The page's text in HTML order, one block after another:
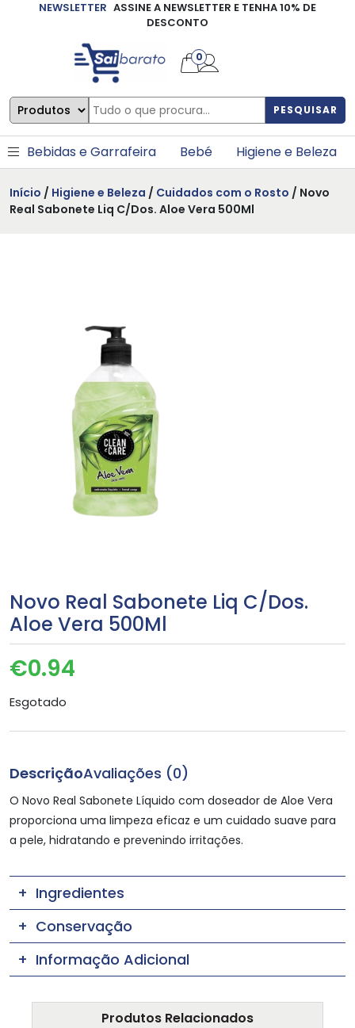
NEWSLETTER ASSINE A NEWSLETTER E TENHA 10% DE
DESCONTO
PESQUISAR
0
Bebidas e Garrafeira Bebé Higiene e Beleza
Início / Higiene e Beleza / Cuidados com o Rosto / Novo
Real Sabonete Liq C/Dos. Aloe Vera 500Ml
Novo Real Sabonete Liq C/Dos.
Aloe Vera 500Ml
€0.94
Esgotado
DescriçãoAvaliações (0)
O Novo Real Sabonete Líquido com doseador de Aloe Vera
proporciona uma limpeza eficaz e um cuidado suave para
a pele, hidratando e prevenindo irritações.
Ingredientes
Conservação
Informação Adicional
Produtos Relacionados